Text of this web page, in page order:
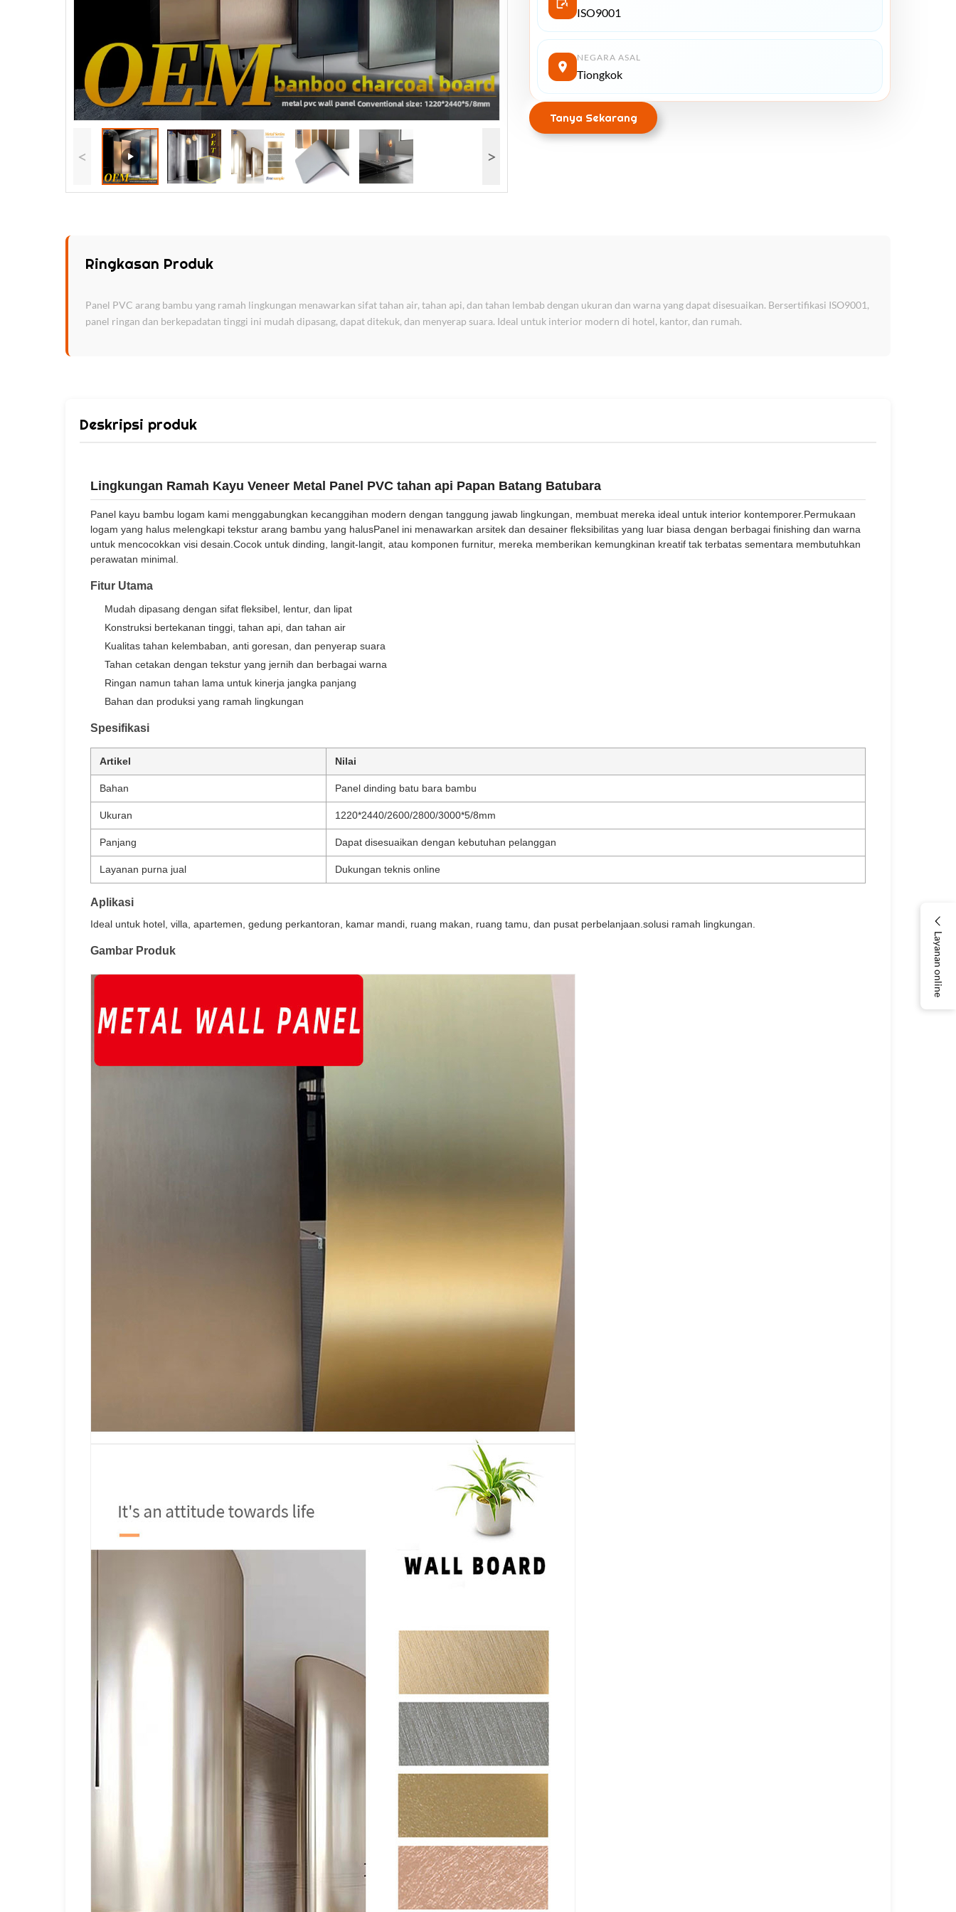
Layanan online
< >
ISO9001
NEGARA ASAL
Tiongkok
Tanya Sekarang
Ringkasan Produk
Panel PVC arang bambu yang ramah lingkungan menawarkan sifat tahan air, tahan api, dan tahan lembab dengan ukuran dan warna yang dapat disesuaikan. Bersertifikasi ISO9001,
panel ringan dan berkepadatan tinggi ini mudah dipasang, dapat ditekuk, dan menyerap suara. Ideal untuk interior modern di hotel, kantor, dan rumah.
Deskripsi produk
Lingkungan Ramah Kayu Veneer Metal Panel PVC tahan api Papan Batang Batubara
Panel kayu bambu logam kami menggabungkan kecanggihan modern dengan tanggung jawab lingkungan, membuat mereka ideal untuk interior kontemporer.Permukaan
logam yang halus melengkapi tekstur arang bambu yang halusPanel ini menawarkan arsitek dan desainer fleksibilitas yang luar biasa dengan berbagai finishing dan warna
untuk mencocokkan visi desain.Cocok untuk dinding, langit-langit, atau komponen furnitur, mereka memberikan kemungkinan kreatif tak terbatas sementara membutuhkan
perawatan minimal.
Fitur Utama
Mudah dipasang dengan sifat fleksibel, lentur, dan lipat
Konstruksi bertekanan tinggi, tahan api, dan tahan air
Kualitas tahan kelembaban, anti goresan, dan penyerap suara
Tahan cetakan dengan tekstur yang jernih dan berbagai warna
Ringan namun tahan lama untuk kinerja jangka panjang
Bahan dan produksi yang ramah lingkungan
Spesifikasi
Artikel Nilai
Bahan Panel dinding batu bara bambu
Ukuran 1220*2440/2600/2800/3000*5/8mm
Panjang Dapat disesuaikan dengan kebutuhan pelanggan
Layanan purna jual Dukungan teknis online
Aplikasi
Ideal untuk hotel, villa, apartemen, gedung perkantoran, kamar mandi, ruang makan, ruang tamu, dan pusat perbelanjaan.solusi ramah lingkungan.
Gambar Produk